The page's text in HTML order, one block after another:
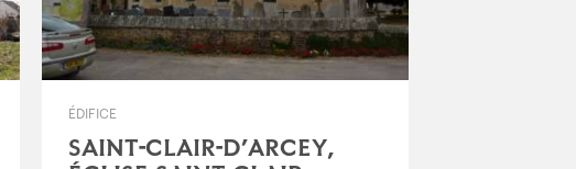
ÉDIFICE
SAINT-CLAIR-D’ARCEY,